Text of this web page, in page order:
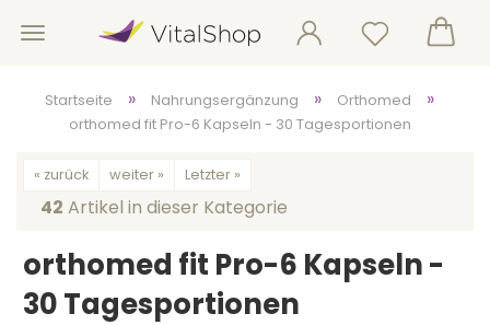
Startseite » Nahrungsergänzung » Orthomed »
orthomed fit Pro-6 Kapseln - 30 Tagesportionen
« zurück weiter » Letzter »
42 Artikel in dieser Kategorie
orthomed fit Pro-6 Kapseln -
30 Tagesportionen